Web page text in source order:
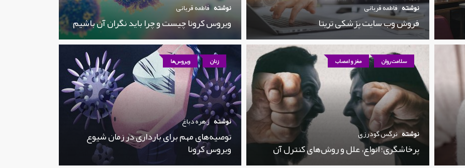
نوشته فاطمه قربانی
فروش وب سایت پزشکی تریتا
نوشته فاطمه قربانی
ویروس کرونا چیست و چرا باید نگران آن باشیم
سلامت روان مغز و اعصاب
نوشته نرگس گودرزی
پرخاشگری؛ انواع، علل و روش‌های کنترل آن
زنان ویروس‌ها
نوشته زهره دباغ
توصیه‌های مهم برای بارداری در زمان شیوع
ویروس کرونا